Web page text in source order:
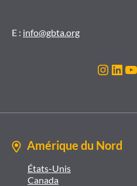
E : info@gbta.org
Amérique du Nord
États-Unis
Canada